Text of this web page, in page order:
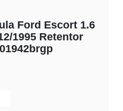
Ford Escort 1.6
1995 Retentor